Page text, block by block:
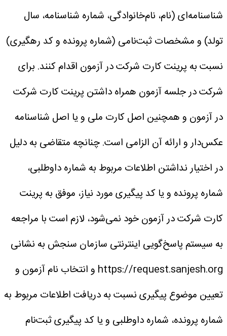
شناسنامه‌ای (نام‌، نام‌خانوادگی، شماره شناسنامه، سال
تولد) و مشخصات ثبت‌نامی (شماره پرونده و کد رهگیری)
نسبت به پرینت کارت شرکت در آزمون اقدام کنند. برای
شرکت در جلسه آزمون همراه داشتن پرینت کارت شرکت
در آزمون و همچنین اصل کارت ملی و یا اصل شناسنامه
عکس‌دار و ارائه آن الزامی است.چنانچه متقاضی به دلیل
در اختیار نداشتن اطلاعات مربوط به شماره داوطلبی،
شماره پرونده و یا کد پیگیری مورد نیاز، موفق به پرینت
کارت شرکت در آزمون خود نمی‌شود، لازم است با مراجعه
به سیستم پاسخ‌گویی اینترنتی سازمان سنجش به نشانی
https://request.sanjesh.org و انتخاب نام آزمون و
تعیین موضوع پیگیری نسبت به دریافت اطلاعات مربوط به
شماره پرونده، شماره داوطلبی و یا کد پیگیری ثبت‌نام